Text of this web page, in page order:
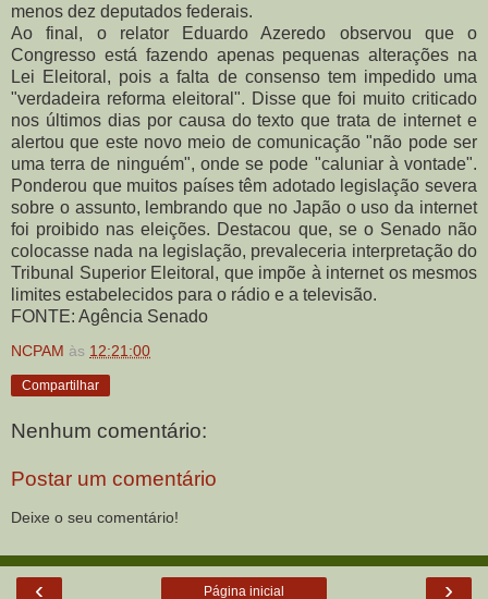
menos dez deputados federais.
Ao final, o relator Eduardo Azeredo observou que o
Congresso está fazendo apenas pequenas alterações na
Lei Eleitoral, pois a falta de consenso tem impedido uma
"verdadeira reforma eleitoral". Disse que foi muito criticado
nos últimos dias por causa do texto que trata de internet e
alertou que este novo meio de comunicação "não pode ser
uma terra de ninguém", onde se pode "caluniar à vontade".
Ponderou que muitos países têm adotado legislação severa
sobre o assunto, lembrando que no Japão o uso da internet
foi proibido nas eleições. Destacou que, se o Senado não
colocasse nada na legislação, prevaleceria interpretação do
Tribunal Superior Eleitoral, que impõe à internet os mesmos
limites estabelecidos para o rádio e a televisão.
FONTE: Agência Senado
NCPAM às 12:21:00
Compartilhar
Nenhum comentário:
Postar um comentário
Deixe o seu comentário!
‹ ›
Página inicial